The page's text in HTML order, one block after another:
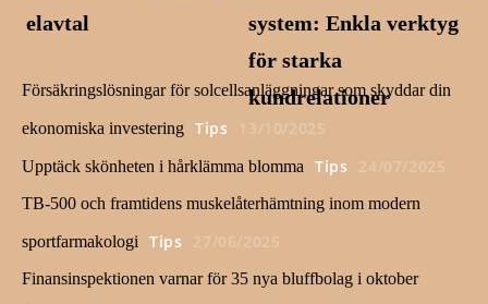
elavtal
system: Enkla verktyg
för starka
kundrelationer
Försäkringslösningar för solcellsanläggningar som skyddar din
ekonomiska investering Tips 13/10/2025
Upptäck skönheten i hårklämma blomma Tips 24/07/2025
TB-500 och framtidens muskelåterhämtning inom modern
sportfarmakologi Tips 27/06/2025
Finansinspektionen varnar för 35 nya bluffbolag i oktober